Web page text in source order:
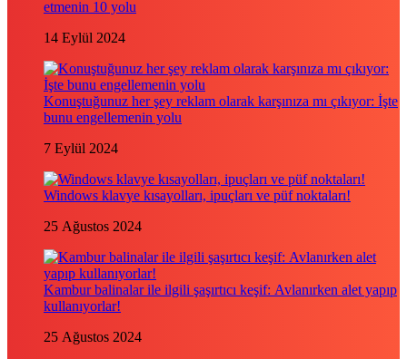
etmenin 10 yolu
14 Eylül 2024
Konuştuğunuz her şey reklam olarak karşınıza mı çıkıyor: İşte
bunu engellemenin yolu
7 Eylül 2024
Windows klavye kısayolları, ipuçları ve püf noktaları!
25 Ağustos 2024
Kambur balinalar ile ilgili şaşırtıcı keşif: Avlanırken alet yapıp
kullanıyorlar!
25 Ağustos 2024